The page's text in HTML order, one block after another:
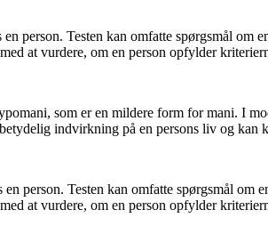
person. Testen kan omfatte spørgsmål om
at vurdere, om en person opfylder
som er en mildere form for mani. I
indvirkning på en persons liv og kan
person. Testen kan omfatte spørgsmål om
at vurdere, om en person opfylder